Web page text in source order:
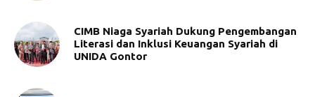
CIMB Niaga Syariah Dukung Pengembangan
Literasi dan Inklusi Keuangan Syariah di
UNIDA Gontor